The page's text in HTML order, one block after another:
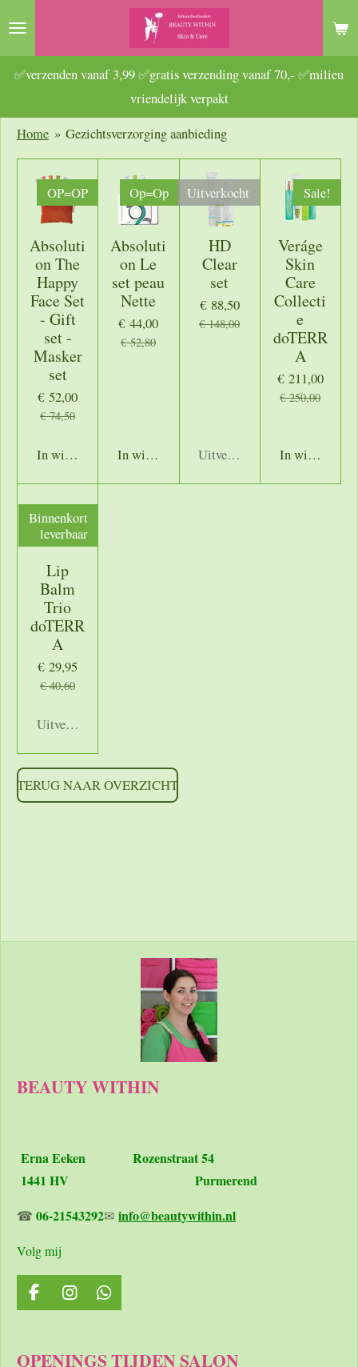
Ga
naar
hoofdinhoud
✅verzenden vanaf 3,99 ✅gratis verzending vanaf 70,- ✅milieu
vriendelijk verpakt
Home » Gezichtsverzorging aanbieding
OP=OP
Absoluti
on The
Happy
Face Set
- Gift
set -
Masker
set
€ 52,00
€ 74,50
In winkelwagen
Op=Op
Absoluti
on Le
set peau
Nette
€ 44,00
€ 52,80
In winkelwagen
Uitverkocht
HD
Clear
set
€ 88,50
€ 148,00
Uitverkocht
Sale!
Veráge
Skin
Care
Collecti
e
doTERR
A
€ 211,00
€ 250,00
In
Binnenkort
leverbaar
Lip
Balm
Trio
doTERR
A
€ 29,95
€ 40,60
Uitverkocht
TERUG NAAR OVERZICHT
BEAUTY WITHIN
Erna Eeken Rozenstraat 54
1441 HV Purmerend
☎ 06-21543292✉ info@beautywithin.nl
Volg mij
F
a
b
I
n
a
W
h
s
OPENINGS TIJDEN SALON